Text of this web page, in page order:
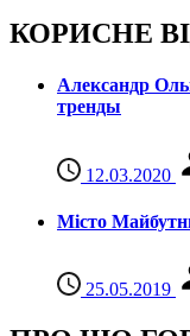
КОРИСНЕ
Александр
тренды
12.03.2020
Місто
25.05.2019